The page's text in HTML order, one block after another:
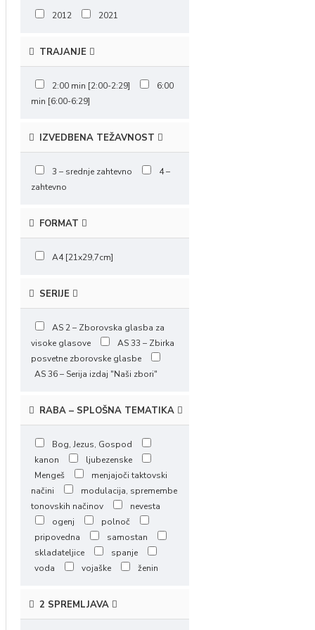
2012 2021
TRAJANJE
2:00 min [2:00-2:29]
6:00
min [6:00-6:29]
IZVEDBENA TEŽAVNOST
3 – srednje zahtevno
4 –
zahtevno
FORMAT
A4 [21x29,7cm]
SERIJE
AS 2 – Zborovska glasba za
visoke glasove
AS 33 – Zbirka
posvetne zborovske glasbe
AS 36 – Serija izdaj "Naši zbori"
RABA – SPLOŠNA TEMATIKA
Bog, Jezus, Gospod
kanon
ljubezenske
Mengeš
menjajoči taktovski
načini
modulacija, spremembe
tonovskih načinov
nevesta
ogenj
polnoč
pripovedna
samostan
skladateljice
spanje
voda
vojaške ženin
2 SPREMLJAVA